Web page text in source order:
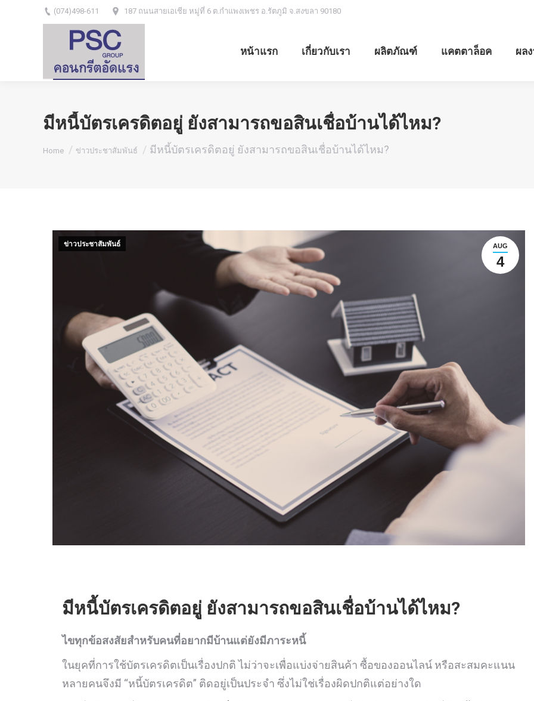
(074)498-611 187 ถนนสายเอเชีย หมู่ที่ 6 ต.กำแพงเพชร อ.รัตภูมิ จ.สงขลา 90180
หน้าแรก เกี่ยวกับเรา ผลิตภัณฑ์ แคตตาล็อค ผล
มีหนี้บัตรเครดิตอยู่ ยังสามารถขอสินเชื่อบ้านได้ไหม?
Home ข่าวประชาสัมพันธ์ มีหนี้บัตรเครดิตอยู่ ยังสามารถขอสินเชื่อบ้านได้ไหม?
AUG
4
ข่าวประชาสัมพันธ์
มีหนี้บัตรเครดิตอยู่ ยังสามารถขอสินเชื่อบ้านได้ไหม?
ไขทุกข้อสงสัยสำหรับคนที่อยากมีบ้านแต่ยังมีภาระหนี้
ในยุคที่การใช้บัตรเครดิตเป็นเรื่องปกติ ไม่ว่าจะเพื่อแบ่งจ่ายสินค้า ซื้อของออนไลน์ หรือสะสมคะแนน
หลายคนจึงมี “หนี้บัตรเครดิต” ติดอยู่เป็นประจำ ซึ่งไม่ใช่เรื่องผิดปกติแต่อย่างใด